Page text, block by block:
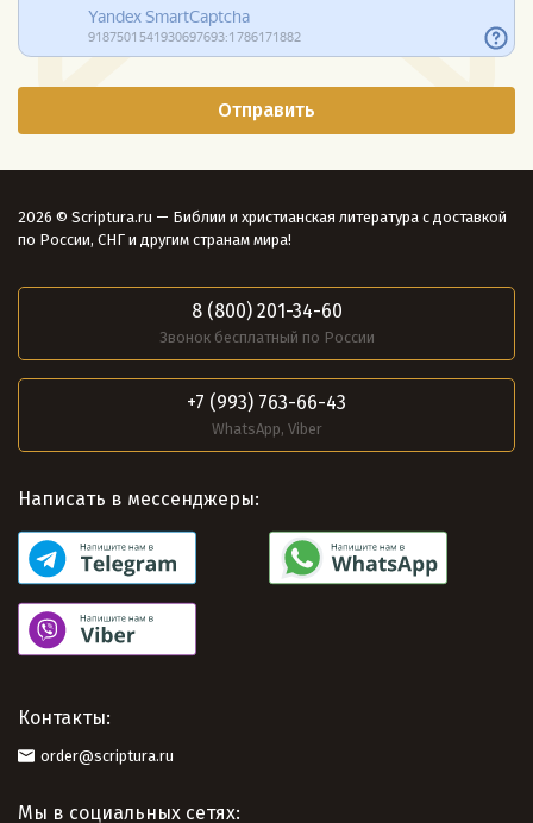
2026 © Scriptura.ru — Библии и христианская литература с доставкой
по России, СНГ и другим странам мира!
8 (800) 201-34-60
Звонок бесплатный по России
+7 (993) 763-66-43
WhatsApp, Viber
Написать в мессенджеры:
Контакты:
order@scriptura.ru
Мы в социальных сетях: